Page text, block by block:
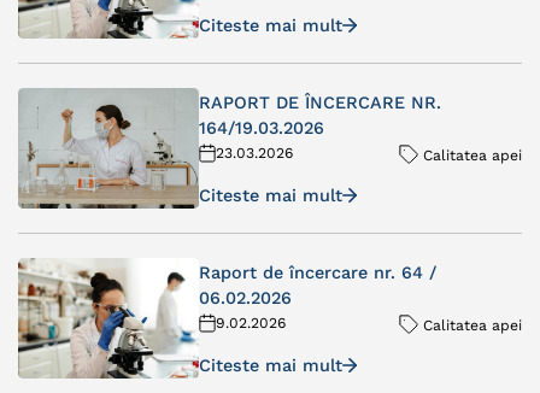
Citeste mai mult
RAPORT DE ÎNCERCARE NR.
164/19.03.2026
23.03.2026 Calitatea apei
Citeste mai mult
Raport de încercare nr. 64 /
06.02.2026
9.02.2026 Calitatea apei
Citeste mai mult